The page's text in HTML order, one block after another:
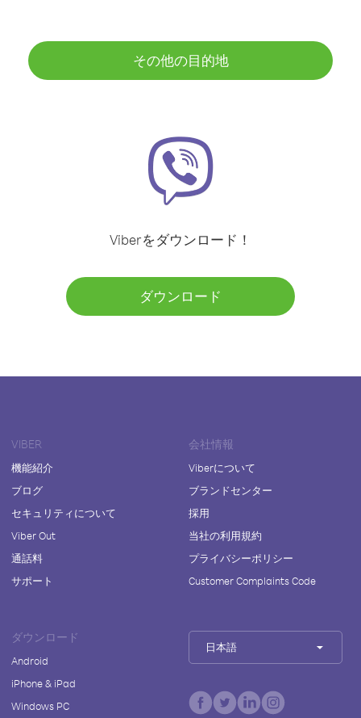
その他の目的地
Viberをダウンロード！
ダウンロード
VIBER
機能紹介
ブログ
セキュリティについて
Viber Out
通話料
サポート
会社情報
Viberについて
ブランドセンター
採用
当社の利用規約
プライバシーポリシー
Customer Complaints Code
ダウンロード
Android
iPhone & iPad
Windows PC
日本語